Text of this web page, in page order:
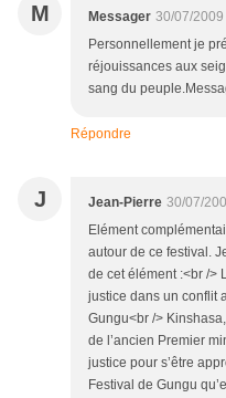
M Messager 30/07/2009
Personnellement je
réjouissances aux
sang du
Répondre
J Jean-Pierre 30/07/
Elément
autour de ce festival.
de cet élément :<br />
justice dans un conflit
Gungu<br />
de l’ancien Premier
justice pour s’être
Festival de Gungu